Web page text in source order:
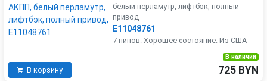
белый перламутр, лифтбэк, полный
привод
E11048761
7 пинов. Хорошее состояние. Из США
В корзину
В наличии
725 BYN